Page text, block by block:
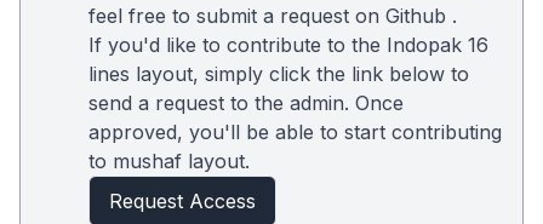
feel free to submit a request on Github .
If you'd like to contribute to the Indopak 16
lines layout, simply click the link below to
send a request to the admin. Once
approved, you'll be able to start contributing
to mushaf layout.
Request Access